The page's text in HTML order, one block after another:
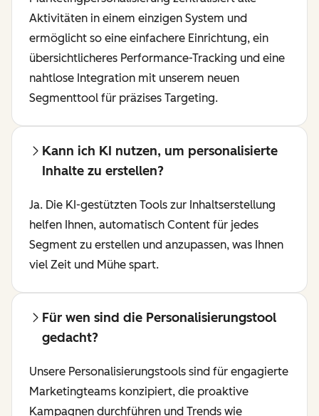
Aktivitäten in einem einzigen System und
ermöglicht so eine einfachere Einrichtung, ein
übersichtlicheres Performance-Tracking und eine
nahtlose Integration mit unserem neuen
Segmenttool für präzises Targeting.
Kann ich KI nutzen, um personalisierte
Inhalte zu erstellen?
Ja. Die KI-gestützten Tools zur Inhaltserstellung
helfen Ihnen, automatisch Content für jedes
Segment zu erstellen und anzupassen, was Ihnen
viel Zeit und Mühe spart.
Für wen sind die Personalisierungstool
gedacht?
Unsere Personalisierungstools sind für engagierte
Marketingteams konzipiert, die proaktive
Kampagnen durchführen und Trends wie